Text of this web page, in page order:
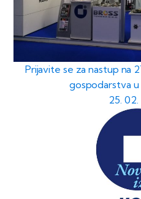
Prijavite se za nastup na
gospodarstva u
25. 02.